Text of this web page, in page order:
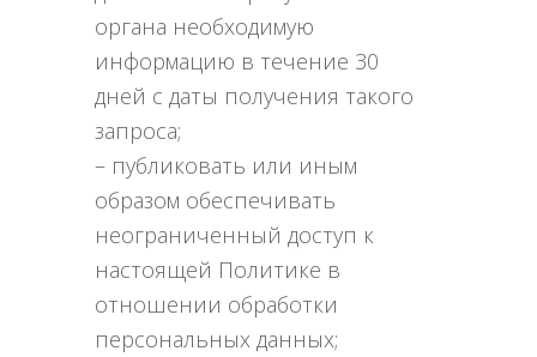
органа необходимую
информацию в течение 30
дней с даты получения такого
запроса;
– публиковать или иным
образом обеспечивать
неограниченный доступ к
настоящей Политике в
отношении обработки
персональных данных;